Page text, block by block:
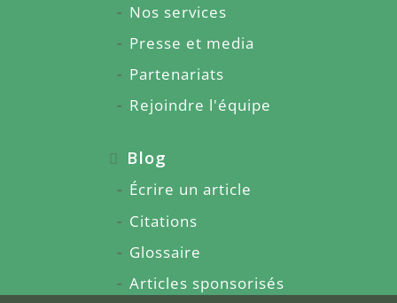
Nos services
Presse et media
Partenariats
Rejoindre l'équipe
Blog
Écrire un article
Citations
Glossaire
Articles sponsorisés